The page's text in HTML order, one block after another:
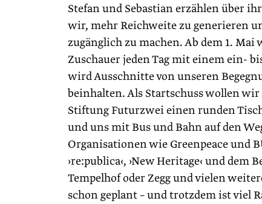
Stefan und Sebastian erzählen über
wir, mehr Reichweite zu generieren
zugänglich zu machen. Ab dem 1.
Zuschauer jeden Tag mit einem ein-
wird Ausschnitte von unseren
beinhalten. Als Startschuss wollen
Stiftung Futurzwei einen runden
und uns mit Bus und Bahn auf den
Organisationen wie Greenpeace und
›re:publica‹, ›New Heritage‹ und
Tempelhof oder Zegg und vielen
schon geplant – und trotzdem ist viel